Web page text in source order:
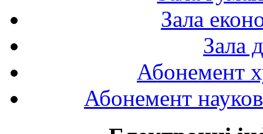
Зала
Зала
Абонемент
Абонемент